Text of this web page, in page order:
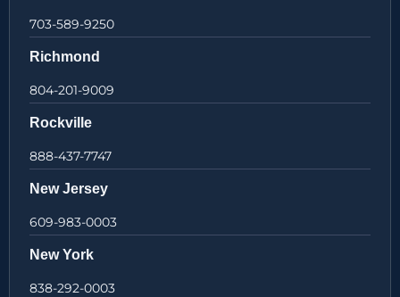
703-589-9250
Richmond
804-201-9009
Rockville
888-437-7747
New Jersey
609-983-0003
New York
838-292-0003